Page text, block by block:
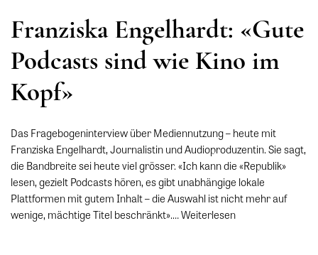
Franziska Engelhardt: «Gute
Podcasts sind wie Kino im
Kopf»
Das Fragebogeninterview über Mediennutzung – heute mit
Franziska Engelhardt, Journalistin und Audioproduzentin. Sie sagt,
die Bandbreite sei heute viel grösser. «Ich kann die «Republik»
lesen, gezielt Podcasts hören, es gibt unabhängige lokale
Plattformen mit gutem Inhalt – die Auswahl ist nicht mehr auf
wenige, mächtige Titel beschränkt».…Weiterlesen